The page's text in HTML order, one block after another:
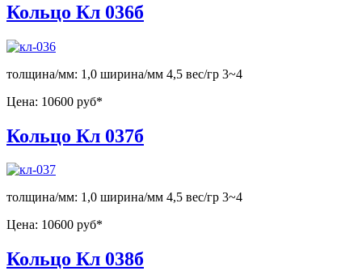
Кольцо Кл 036б
толщина/мм: 1,0 ширина/мм 4,5 вес/гр 3~4
Цена: 10600 руб*
Кольцо Кл 037б
толщина/мм: 1,0 ширина/мм 4,5 вес/гр 3~4
Цена: 10600 руб*
Кольцо Кл 038б